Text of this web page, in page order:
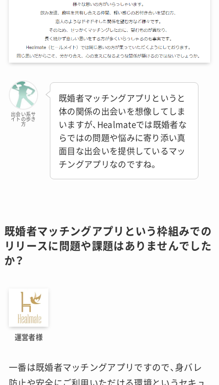
出会い系サ
イトの歩き
方
既婚者マッチングアプリというと
体の関係の出会いを想像してしま
いますが、Healmateでは既婚者な
らではの問題や悩みに寄り添い真
面目な出会いを提供しているマッ
チングアプリなのですね。
既婚者マッチングアプリという枠組みでの
リリースに問題や課題はありませんでした
か？
運営者様
一番は既婚者マッチングアプリですので、身バレ